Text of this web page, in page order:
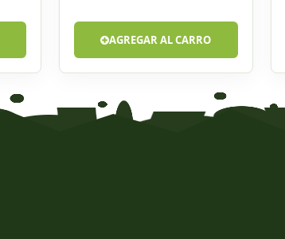
AGREGAR AL CARRO